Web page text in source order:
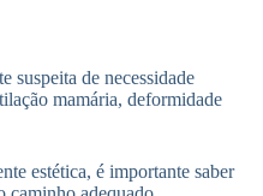
suspeita de necessidade
mamária, deformidade
estética, é importante saber